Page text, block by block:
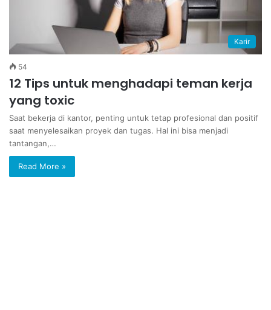
Karir
54
12 Tips untuk menghadapi teman kerja
yang toxic
Saat bekerja di kantor, penting untuk tetap profesional dan positif
saat menyelesaikan proyek dan tugas. Hal ini bisa menjadi
tantangan,…
Read More »